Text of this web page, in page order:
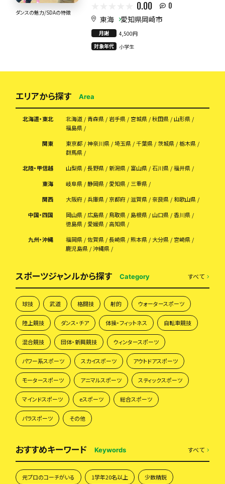
ダンスの魅力/SDAの特徴
0.00 0
東海 愛知県岡崎市
月謝
4,500円
対象年代
小学生
エリアから探す Area
北海道・東北 北海道 青森県 岩手県 宮城県 秋田県
山形県
福島県
関東
東京都 神奈川県 埼玉県 千葉県 茨城県
栃木県
群馬県
北陸・甲信越
山梨県 長野県 新潟県 富山県 石川県
福井県
東海
岐阜県 静岡県 愛知県
三重県
関西
大阪府 兵庫県 京都府 滋賀県 奈良県
和歌山県
中国・四国
岡山県 広島県 鳥取県 島根県 山口県
香川県
徳島県
愛媛県
高知県
九州・沖縄
福岡県 佐賀県 長崎県 熊本県 大分県
宮崎県
鹿児島県
沖縄県
スポーツジャンルから探す Category すべて
球技 武道 格闘技 射的 ウォータースポーツ
陸上競技 ダンス・チア 体操・フィットネス 自転車競技
混合競技 団体・新興競技 ウィンタースポーツ
パワー系スポーツ スカイスポーツ アウトドアスポーツ
モータースポーツ アニマルスポーツ スティックスポーツ
マインドスポーツ eスポーツ 総合スポーツ
パラスポーツ その他
おすすめキーワード Keywords すべて
元プロのコーチがいる 1学年20名以上 少数精鋭